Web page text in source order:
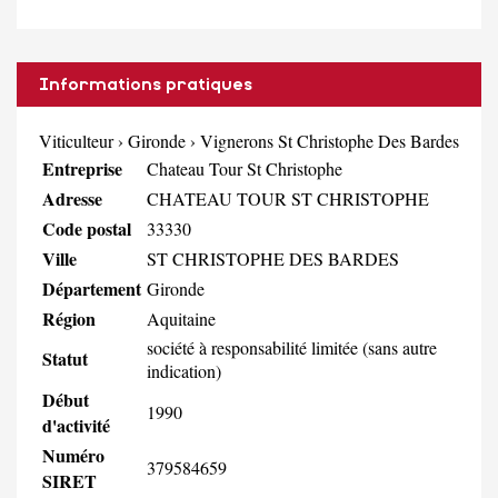
Informations pratiques
Viticulteur› Gironde› Vignerons St Christophe Des Bardes
Entreprise Chateau Tour St Christophe
Adresse CHATEAU TOUR ST CHRISTOPHE
Code postal 33330
Ville ST CHRISTOPHE DES BARDES
Département Gironde
Région Aquitaine
Statut
société à responsabilité limitée (sans autre
indication)
Début
d'activité
1990
Numéro
SIRET
379584659